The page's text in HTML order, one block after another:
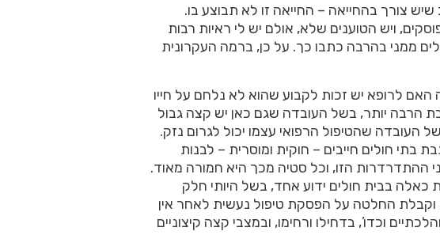
צורך בהחייאה – החייאה זו לא תבוצע בו.
ויש הטוענים שלא, אולם יש לי ראיות רבות
ממני בהרבה כתבו כך. על כן, ברמה העקרונית
לרופא יש זכות לקבוע שהוא לא נלחם על חייו
הרבה יותר, בשל העובדה שגם כאן יש קצה גבול
העובדה שהטיפול הרפואי עצמו יכול לגרום נזק.
חולים חייבים – חוקית ומוסרית – לבנות
ההתדרדרות הזו, וכל סטיה מכך היא חמורה מאוד.
כאלה בבית חולים ידוע אחד, בשל היותי חלק
וקבלת החלטה על הפסקת טיפול נעשית לאחר אין
וכדו’, בדחילו ורחימו, ובמצבי קצה קיצוניים